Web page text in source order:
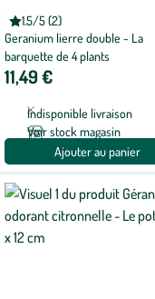
1.5/5 (2)
Note
moyenne
de
1.5
sur
BOTANIC®
Geranium lierre double - La
barquette de 4 plants
11,49 €
Indisponible livraison
Voir stock magasin
Ajouter au panier